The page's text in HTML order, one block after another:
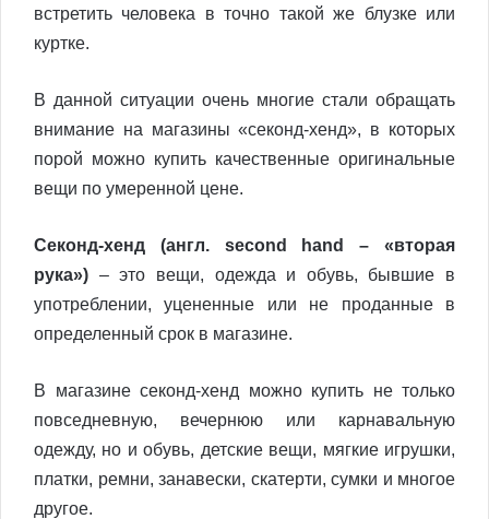
встретить человека в точно такой же блузке или
куртке.
В данной ситуации очень многие стали обращать
внимание на магазины «секонд-хенд», в которых
порой можно купить качественные оригинальные
вещи по умеренной цене.
Секонд-хенд (англ. second hand – «вторая
рука») – это вещи, одежда и обувь, бывшие в
употреблении, уцененные или не проданные в
определенный срок в магазине.
В магазине секонд-хенд можно купить не только
повседневную, вечернюю или карнавальную
одежду, но и обувь, детские вещи, мягкие игрушки,
платки, ремни, занавески, скатерти, сумки и многое
другое.